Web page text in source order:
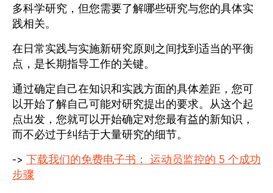
多科学研究，但您需要了解哪些研究与您的具体实
践相关。
在日常实践与实施新研究原则之间找到适当的平衡
点，是长期指导工作的关键。
通过确定自己在知识和实践方面的具体差距，您可
以开始了解自己可能对研究提出的要求。从这个起
点出发，您就可以开始确定对您最有益的新知识，
而不必过于纠结于大量研究的细节。
-> 下载我们的免费电子书： 运动员监控的 5 个成功
步骤